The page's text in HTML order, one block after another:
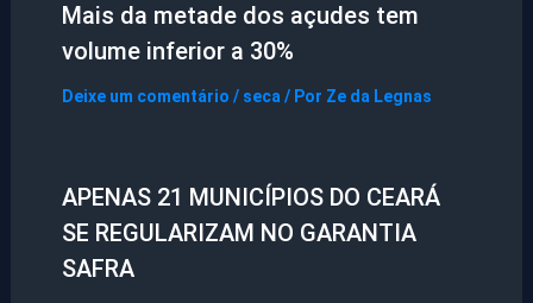
Mais da metade dos açudes tem
volume inferior a 30%
Deixe um comentário / seca / Por Ze da Legnas
APENAS 21 MUNICÍPIOS DO CEARÁ
SE REGULARIZAM NO GARANTIA
SAFRA